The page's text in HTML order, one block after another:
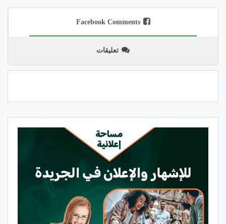
Facebook Comments
تعليقات